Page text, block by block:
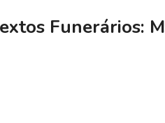
Funerários: